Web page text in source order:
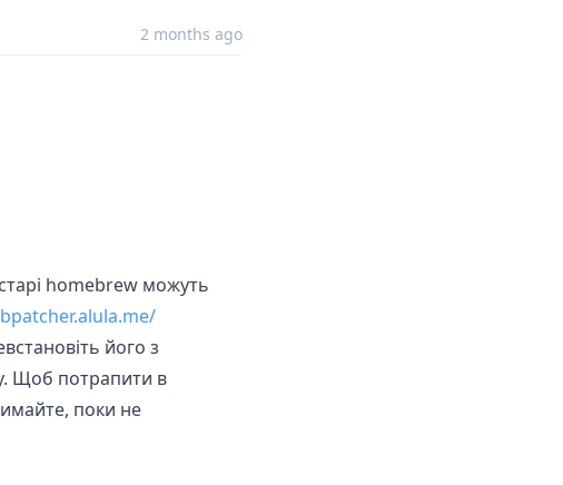
2 months ago
homebrew можуть
його з
Щоб потрапити в
поки не